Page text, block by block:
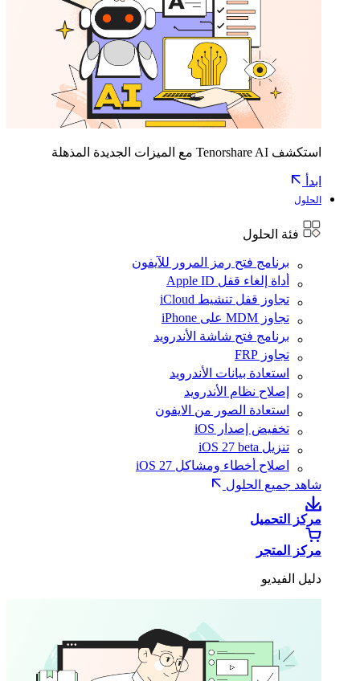
استكشف Tenorshare AI مع الميزات الجديدة المذهلة
ابدأ
الحلول
فئة الحلول
برنامج فتح رمز المرور للآيفون
أداة إلغاء قفل Apple ID
تجاوز قفل تنشيط iCloud
تجاوز MDM على iPhone
برنامج فتح شاشة الأندرويد
تجاوز FRP
استعادة بيانات الأندرويد
إصلاح نظام الأندرويد
استعادة الصور من الايفون
تخفيض إصدار iOS
تنزيل iOS 27 beta
اصلاح أخطاء ومشاكل iOS 27
شاهد جميع الحلول
مركز التحميل
مركز المتجر
دليل الفيديو